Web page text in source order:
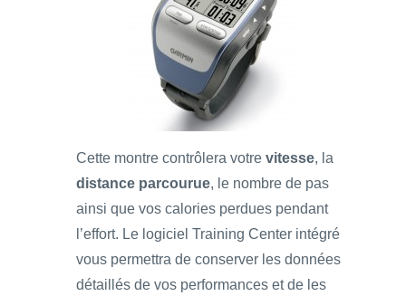
Cette montre contrôlera votre vitesse, la
distance parcourue, le nombre de pas
ainsi que vos calories perdues pendant
l’effort. Le logiciel Training Center intégré
vous permettra de conserver les données
détaillés de vos performances et de les